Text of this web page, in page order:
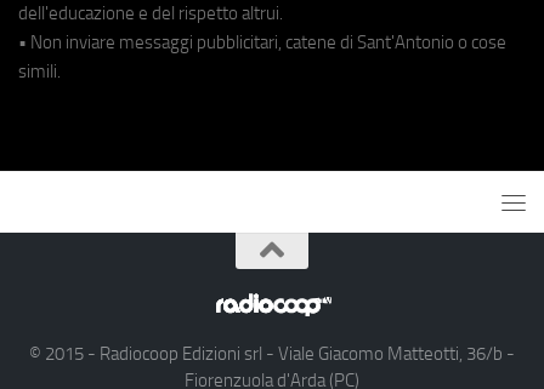
dell'educazione e del rispetto altrui.
• Non inviare messaggi pubblicitari, catene di Sant'Antonio o cose
simili.
© 2015 - Radiocoop Edizioni srl - Viale Giacomo Matteotti, 36/b -
Fiorenzuola d'Arda (PC)